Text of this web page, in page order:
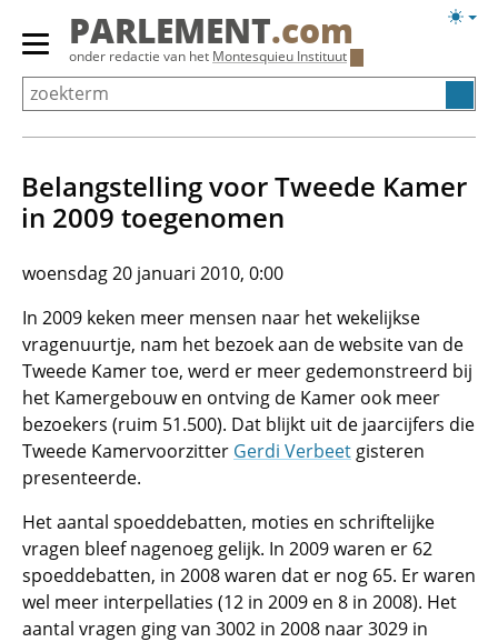
Overslaan
Primair
menu
tonen/verbergen
PARLEMENT.com
onder redactie van het Montesquieu Instituut
Belangstelling voor Tweede Kamer
in 2009 toegenomen
woensdag 20 januari 2010, 0:00
In 2009 keken meer mensen naar het wekelijkse
vragenuurtje, nam het bezoek aan de website van de
Tweede Kamer toe, werd er meer gedemonstreerd bij
het Kamergebouw en ontving de Kamer ook meer
bezoekers (ruim 51.500). Dat blijkt uit de jaarcijfers die
Tweede Kamervoorzitter Gerdi Verbeet gisteren
presenteerde.
Het aantal spoeddebatten, moties en schriftelijke
vragen bleef nagenoeg gelijk. In 2009 waren er 62
spoeddebatten, in 2008 waren dat er nog 65. Er waren
wel meer interpellaties (12 in 2009 en 8 in 2008). Het
aantal vragen ging van 3002 in 2008 naar 3029 in